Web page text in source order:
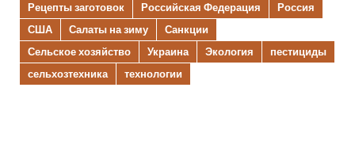
Рецепты заготовок
Российская Федерация
Россия
США
Салаты на зиму
Санкции
Сельское хозяйство
Украина Экология
пестициды
сельхозтехника
технологии